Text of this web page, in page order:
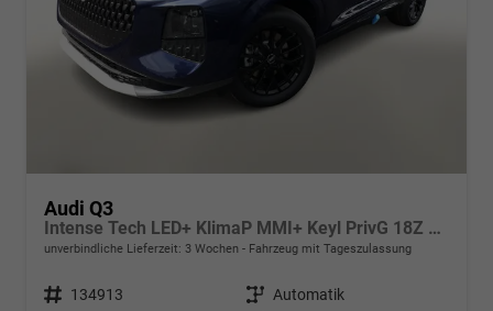
Audi Q3
Intense Tech LED+ KlimaP MMI+ Keyl PrivG 18Z eHK PDC+
unverbindliche Lieferzeit: 3 Wochen Fahrzeug mit Tageszulassung
Fahrzeugnr. 134913 Getriebe Automatik